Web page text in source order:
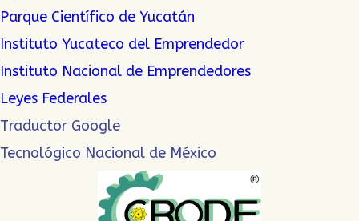
Parque Científico de Yucatán
Instituto Yucateco del Emprendedor
Instituto Nacional de Emprendedores
Leyes Federales
Traductor Google
Tecnológico Nacional de México